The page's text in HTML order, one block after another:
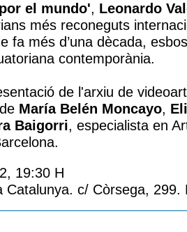
el mundo', Leonardo
més reconeguts
fa més d’una dècada,
contemporània.
de l'arxiu de
María Belén Moncayo,
Baigorri, especialista en
19:30 H
Catalunya. c/ Còrsega, 299.